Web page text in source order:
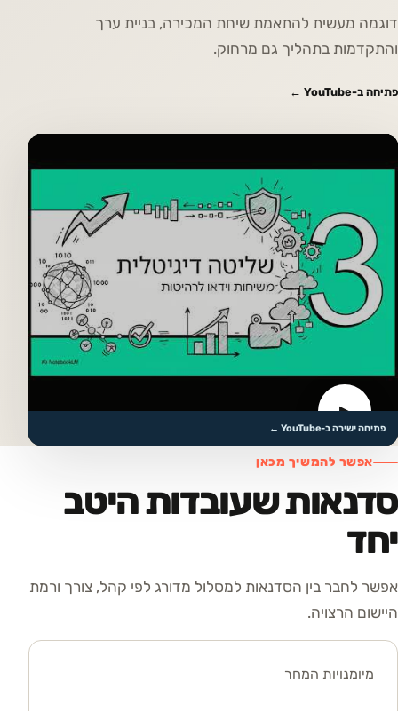
דוגמה מעשית להתאמת שיחת המכירה, בניית ערך
והתקדמות בתהליך גם מרחוק.
פתיחה ב-YouTube ←
▶
פתיחה ישירה ב-YouTube ←
אפשר להמשיך מכאן
סדנאות שעובדות היטב
יחד
אפשר לחבר בין הסדנאות למסלול מדורג לפי קהל, צורך ורמת
היישום הרצויה.
מיומנויות המחר